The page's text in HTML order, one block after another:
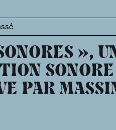
»,
SONORE
PAR
des